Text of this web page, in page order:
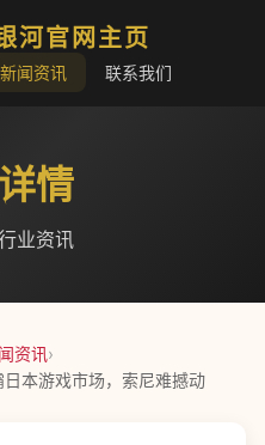
官网主页
新闻资讯 联系我们
情
业资讯
资讯›
本游戏市场，索尼难撼动